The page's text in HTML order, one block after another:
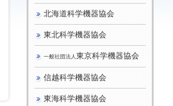
北海道科学機器協会
東北科学機器協会
一般社団法人 東京科学機器協会
信越科学機器協会
東海科学機器協会